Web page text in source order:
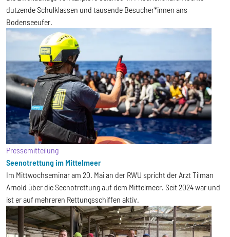
dutzende Schulklassen und tausende Besucher*innen ans
Bodenseeufer.
Pressemitteilung
Seenotrettung im Mittelmeer
Im Mittwochseminar am 20. Mai an der RWU spricht der Arzt Tilman
Arnold über die Seenotrettung auf dem Mittelmeer. Seit 2024 war und
ist er auf mehreren Rettungsschiffen aktiv.